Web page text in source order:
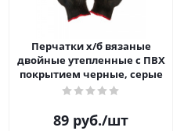
Перчатки х/б вязаные
двойные утепленные с ПВХ
покрытием черные, серые
89 руб./шт